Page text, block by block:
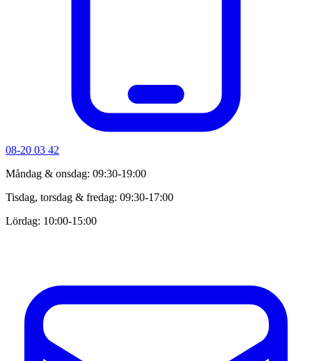
08-20 03 42
Måndag & onsdag: 09:30-19:00
Tisdag, torsdag & fredag: 09:30-17:00
Lördag: 10:00-15:00